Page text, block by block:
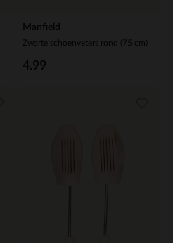
Manfield
Zwarte schoenveters rond (75 cm)
4.99